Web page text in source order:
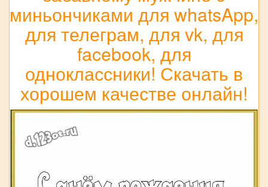
миньончиками для whatsApp,
для телеграм, для vk, для
facebook, для
одноклассники! Скачать в
хорошем качестве онлайн!